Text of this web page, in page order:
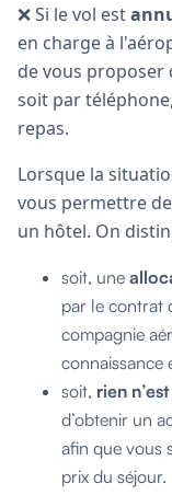
❌ Si le vol est
en charge à
de vous proposer
soit par
repas.
Lorsque la
vous permettre
un hôtel. On
soit, une
par le contrat
compagnie
connaissance
soit, rien
d’obtenir un
afin que vous
prix du séjour.